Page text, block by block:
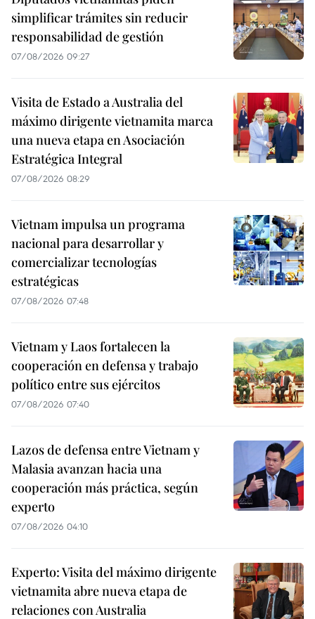
simplificar trámites sin reducir
responsabilidad de gestión
07/08/2026 09:27
Visita de Estado a Australia del
máximo dirigente vietnamita marca
una nueva etapa en Asociación
Estratégica Integral
07/08/2026 08:29
Vietnam impulsa un programa
nacional para desarrollar y
comercializar tecnologías
estratégicas
07/08/2026 07:48
Vietnam y Laos fortalecen la
cooperación en defensa y trabajo
político entre sus ejércitos
07/08/2026 07:40
Lazos de defensa entre Vietnam y
Malasia avanzan hacia una
cooperación más práctica, según
experto
07/08/2026 04:10
Experto: Visita del máximo dirigente
vietnamita abre nueva etapa de
relaciones con Australia